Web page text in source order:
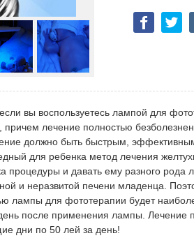
вы воспользуетесь лампой для
причем лечение полностью
должно быть быстрым,
для ребенка метод лечения
процедуры и давать ему разного рода
и неразвитой печени младенца.
лампы для фототерапии будет
после применения лампы.
дни по 50 лей за день!